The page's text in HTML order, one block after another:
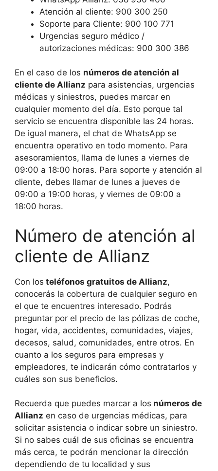
Atención al cliente: 900 300 250
Soporte para Cliente: 900 100 771
Urgencias seguro médico /
autorizaciones médicas: 900 300 386
En el caso de los números de atención al
cliente de Allianz para asistencias, urgencias
médicas y siniestros, puedes marcar en
cualquier momento del día. Esto porque tal
servicio se encuentra disponible las 24 horas.
De igual manera, el chat de WhatsApp se
encuentra operativo en todo momento. Para
asesoramientos, llama de lunes a viernes de
09:00 a 18:00 horas. Para soporte y atención al
cliente, debes llamar de lunes a jueves de
09:00 a 19:00 horas, y viernes de 09:00 a
18:00 horas.
Número de atención al
cliente de Allianz
Con los teléfonos gratuitos de Allianz,
conocerás la cobertura de cualquier seguro en
el que te encuentres interesado. Podrás
preguntar por el precio de las pólizas de coche,
hogar, vida, accidentes, comunidades, viajes,
decesos, salud, comunidades, entre otros. En
cuanto a los seguros para empresas y
empleadores, te indicarán cómo contratarlos y
cuáles son sus beneficios.
Recuerda que puedes marcar a los números de
Allianz en caso de urgencias médicas, para
solicitar asistencia o indicar sobre un siniestro.
Si no sabes cuál de sus oficinas se encuentra
más cerca, te podrán mencionar la dirección
dependiendo de tu localidad y sus